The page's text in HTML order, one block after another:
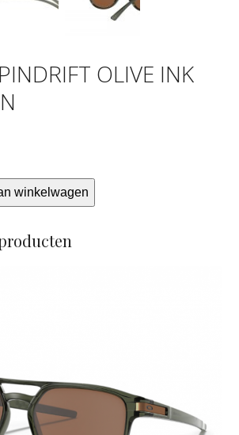
OLIVE INK
winkelwagen